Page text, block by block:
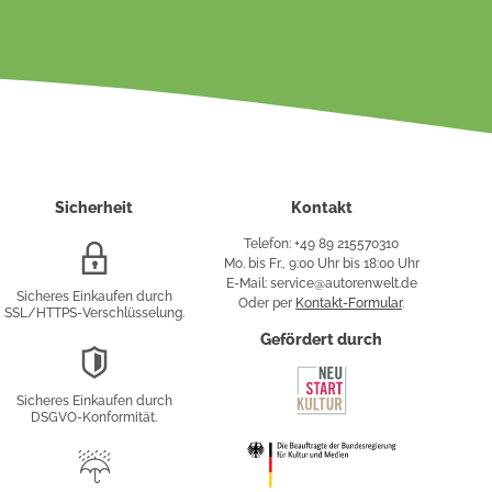
Sicherheit
Verschlüsselung
Sicheres Einkaufen durch
SSL/HTTPS-Verschlüsselung.
Sicheres Einkaufen durch
DSGVO-Konformität.
Kontakt
Telefon: +49 89 215570310
Mo. bis Fr., 9:00 Uhr bis 18:00 Uhr
E-Mail: service@autorenwelt.de
Oder per Kontakt-Formular.
Gefördert durch